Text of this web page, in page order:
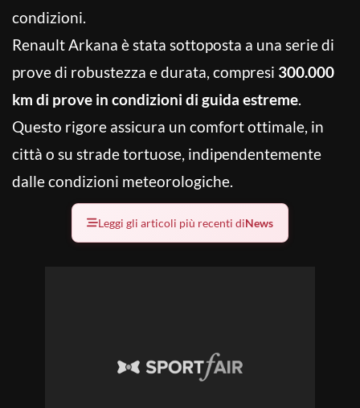
condizioni.
Renault Arkana è stata sottoposta a una serie di
prove di robustezza e durata, compresi 300.000
km di prove in condizioni di guida estreme.
Questo rigore assicura un comfort ottimale, in
città o su strade tortuose, indipendentemente
dalle condizioni meteorologiche.
Leggi gli articoli più recenti diNews